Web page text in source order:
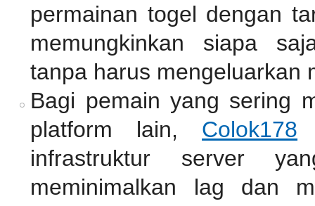
permainan togel dengan
memungkinkan siapa
tanpa harus mengeluarkan
Bagi pemain yang sering
platform lain, Colok178
infrastruktur server
meminimalkan lag dan